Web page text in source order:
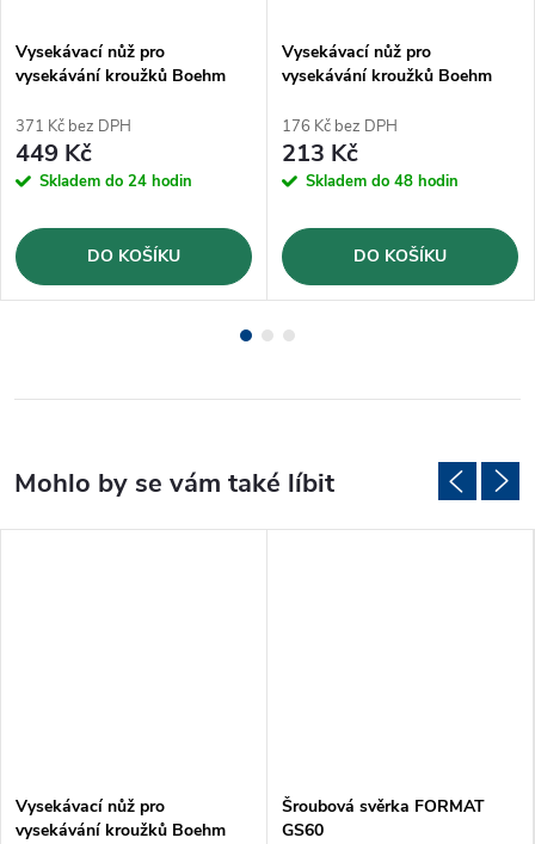
Vysekávací nůž pro
vysekávání kroužků Boehm
371 Kč bez DPH
449 Kč
Skladem do 24 hodin
DO KOŠÍKU
Vysekávací nůž pro
vysekávání kroužků Boehm
176 Kč bez DPH
213 Kč
Skladem do 48 hodin
DO KOŠÍKU
Vysekávací nůž pro
vysekávání kroužků Boehm
Šroubová svěrka FORMAT
GS60